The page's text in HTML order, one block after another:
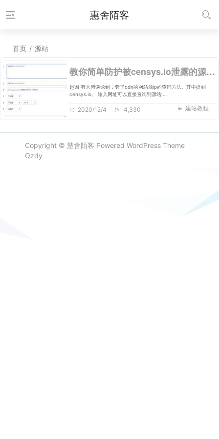
惠舍陌客
首页 / 源站
教你简单防护被censys.io泄露的源站ip
起因 有大佬谈论到，套了cdn的网站源ip的查询方法。其中提到
censys.io。 输入网址可以直接查询到源站I…
建站教程
2020/12/4 4,330
Copyright © 慧舍陌客 Powered WordPressTheme
Qzdy